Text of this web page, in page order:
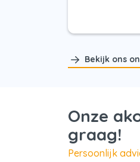
Bekijk ons
Onze
graag!
Persoonlijk